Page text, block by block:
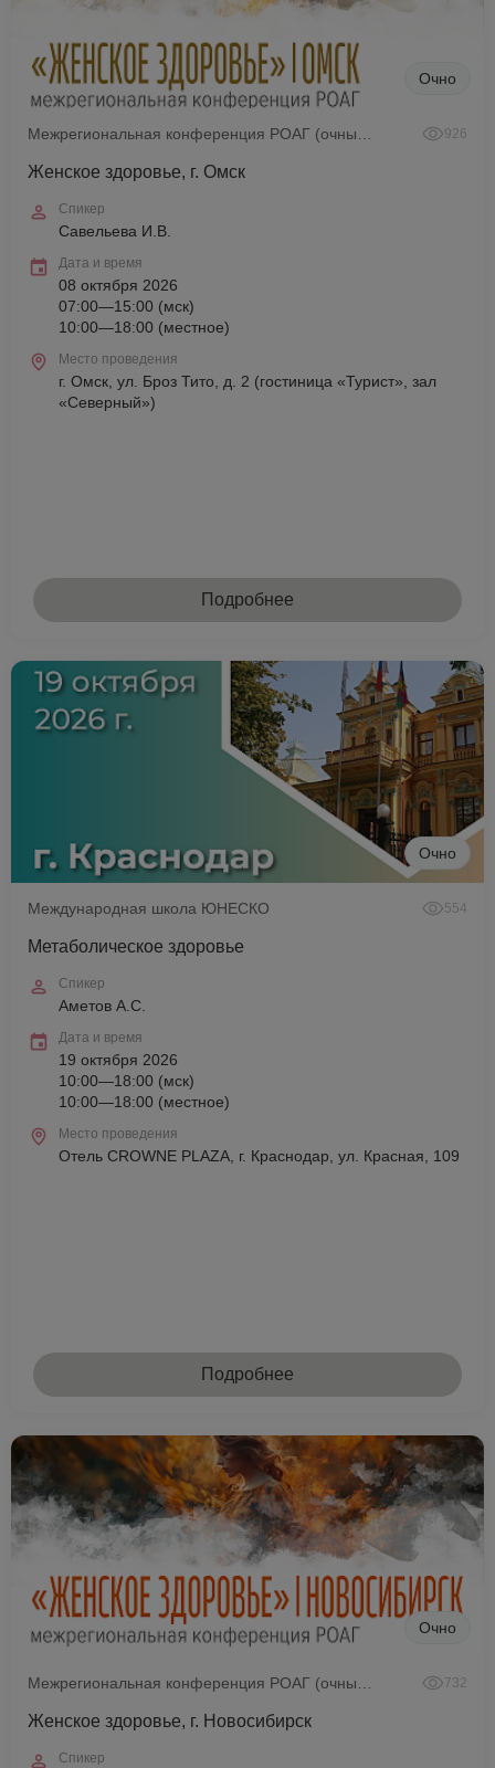
Очно
926
Женское здоровье, г. Омск
Спикер
Савельева И.В.
Дата и время
08 октября 2026
07:00—15:00 (мск)
10:00—18:00 (местное)
Место проведения
г. Омск, ул. Броз Тито, д. 2 (гостиница «Турист», зал
«Северный»)
Подробнее
Очно
Международная школа ЮНЕСКО 554
Метаболическое здоровье
Спикер
Аметов А.С.
Дата и время
19 октября 2026
10:00—18:00 (мск)
10:00—18:00 (местное)
Место проведения
Отель CROWNE PLAZA, г. Краснодар, ул. Красная, 109
Подробнее
Очно
732
Женское здоровье, г. Новосибирск
Спикер